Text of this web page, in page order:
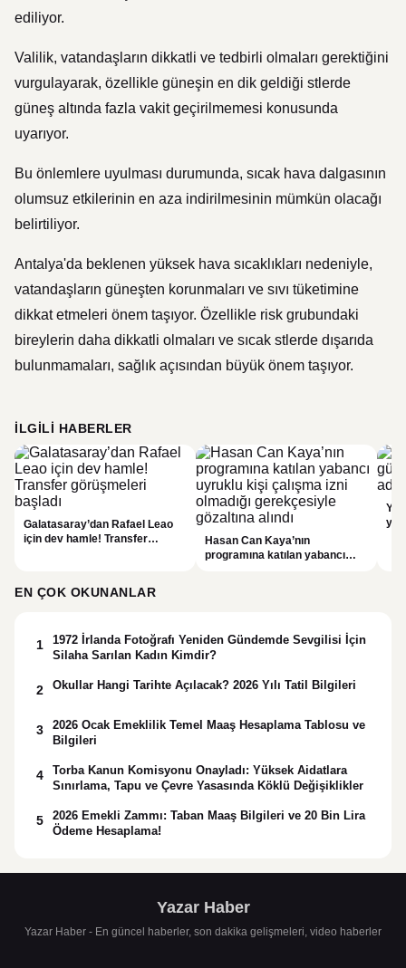
ediliyor.
Valilik, vatandaşların dikkatli ve tedbirli olmaları gerektiğini
vurgulayarak, özellikle güneşin en dik geldiği stlerde
güneş altında fazla vakit geçirilmemesi konusunda
uyarıyor.
Bu önlemlere uyulması durumunda, sıcak hava dalgasının
olumsuz etkilerinin en aza indirilmesinin mümkün olacağı
belirtiliyor.
Antalya'da beklenen yüksek hava sıcaklıkları nedeniyle,
vatandaşların güneşten korunmaları ve sıvı tüketimine
dikkat etmeleri önem taşıyor. Özellikle risk grubundaki
bireylerin daha dikkatli olmaları ve sıcak stlerde dışarıda
bulunmamaları, sağlık açısından büyük önem taşıyor.
İLGILI HABERLER
Galatasaray’dan Rafael Leao
için dev hamle! Transfer
Hasan Can Kaya’nın
programına katılan yabancı
EN ÇOK OKUNANLAR
1
1972 İrlanda Fotoğrafı Yeniden Gündemde Sevgilisi İçin
Silaha Sarılan Kadın Kimdir?
2 Okullar Hangi Tarihte Açılacak? 2026 Yılı Tatil Bilgileri
3
2026 Ocak Emeklilik Temel Maaş Hesaplama Tablosu ve
Bilgileri
4
Torba Kanun Komisyonu Onayladı: Yüksek Aidatlara
Sınırlama, Tapu ve Çevre Yasasında Köklü Değişiklikler
5
2026 Emekli Zammı: Taban Maaş Bilgileri ve 20 Bin Lira
Ödeme Hesaplama!
Yazar Haber
Yazar Haber - En güncel haberler, son dakika gelişmeleri, video haberler